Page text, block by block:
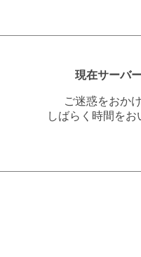
現在サーバ
ご迷惑をおか
しばらく時間を